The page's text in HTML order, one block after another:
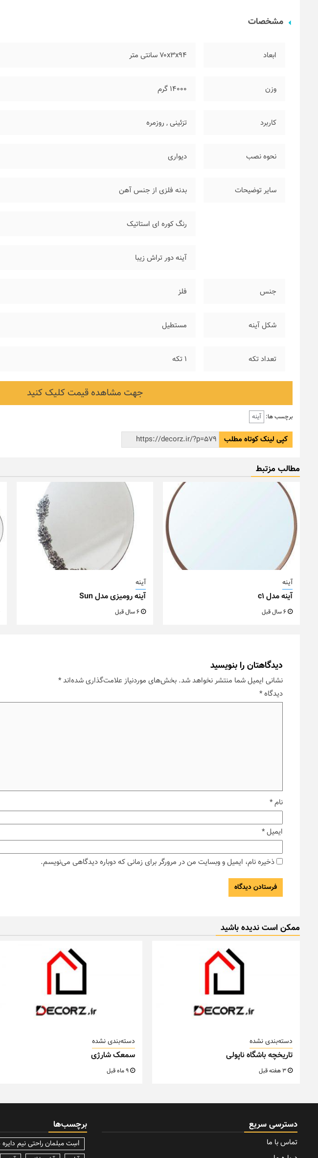
مشخصات
ابعاد ۷۰x3x94 سانتی متر
وزن ۱۴۰۰۰ گرم
کاربرد تزئینی, روزمره
نحوه نصب دیواری
سایر توضیحات بدنه فلزی از جنس آهن
رنگ کوره ای استاتیک
آینه دور تراش زیبا
جنس فلز
شکل آینه مستطیل
تعداد تکه ۱ تکه
جهت مشاهده قیمت کلیک کنید
برچسب ها: آینه
کپی لینک کوتاه مطلب
مطالب مزتبط
آینه
آینه مدل c1
آینه
آینه رومیزی مدل Sun
6 سال قبل
دیدگاهتان را بنویسید
نشانی ایمیل شما منتشر نخواهد شد. بخش‌های موردنیاز علامت‌گذاری شده‌اند*
دیدگاه*
نام*
ایمیل*
ذخیره نام، ایمیل و وبسایت من در مرورگر برای زمانی که دوباره دیدگاهی می‌نویسم.
ممکن است ندیده باشید
دسته‌بندی نشده
تاریخچه باشگاه ناپولی
دسته‌بندی نشده
سمعک شارژی
9 ماه قبل
دسترسی سریع
تماس با ما
برچسب‌ها
lسِت مبلمان راحتی نیم دایره در اتاق نشیمن و پذیرایی